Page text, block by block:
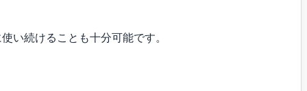
い続けることも十分可能です。